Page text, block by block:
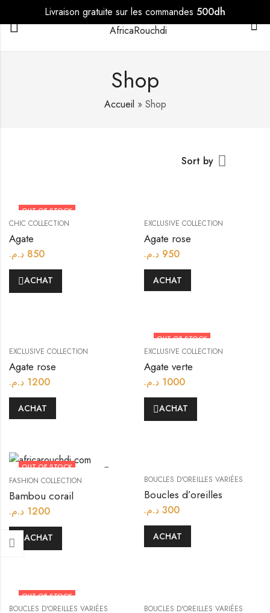
Livraison gratuite sur les commandes 500dh
Shop
Accueil » Shop
Sort by
OUT OF STOCK
CHIC COLLECTION
Agate
850 د.م.
ACHAT
EXCLUSIVE COLLECTION
Agate rose
950 د.م.
ACHAT
EXCLUSIVE COLLECTION
Agate rose
1200 د.م.
ACHAT
OUT OF STOCK
EXCLUSIVE COLLECTION
Agate verte
1000 د.م.
ACHAT
OUT OF STOCK
FASHION COLLECTION
Bambou corail
1200 د.م.
ACHAT
BOUCLES D'OREILLES VARIÉES
Boucles d’oreilles
300 د.م.
ACHAT
OUT OF STOCK
BOUCLES D'OREILLES VARIÉES BOUCLES D'OREILLES VARIÉES